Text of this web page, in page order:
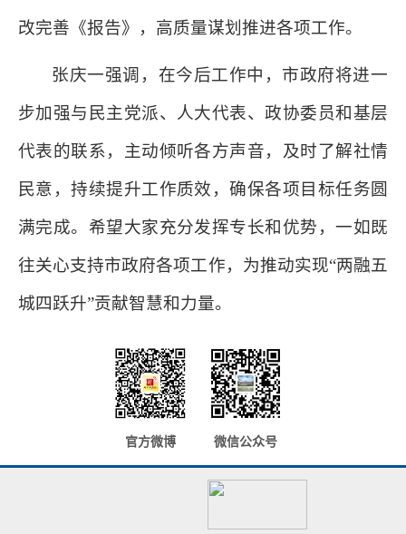
改完善《报告》，高质量谋划推进各项工作。
张庆一强调，在今后工作中，市政府将进一
步加强与民主党派、人大代表、政协委员和基层
代表的联系，主动倾听各方声音，及时了解社情
民意，持续提升工作质效，确保各项目标任务圆
满完成。希望大家充分发挥专长和优势，一如既
往关心支持市政府各项工作，为推动实现“两融五
城四跃升”贡献智慧和力量。
官方微博 微信公众号